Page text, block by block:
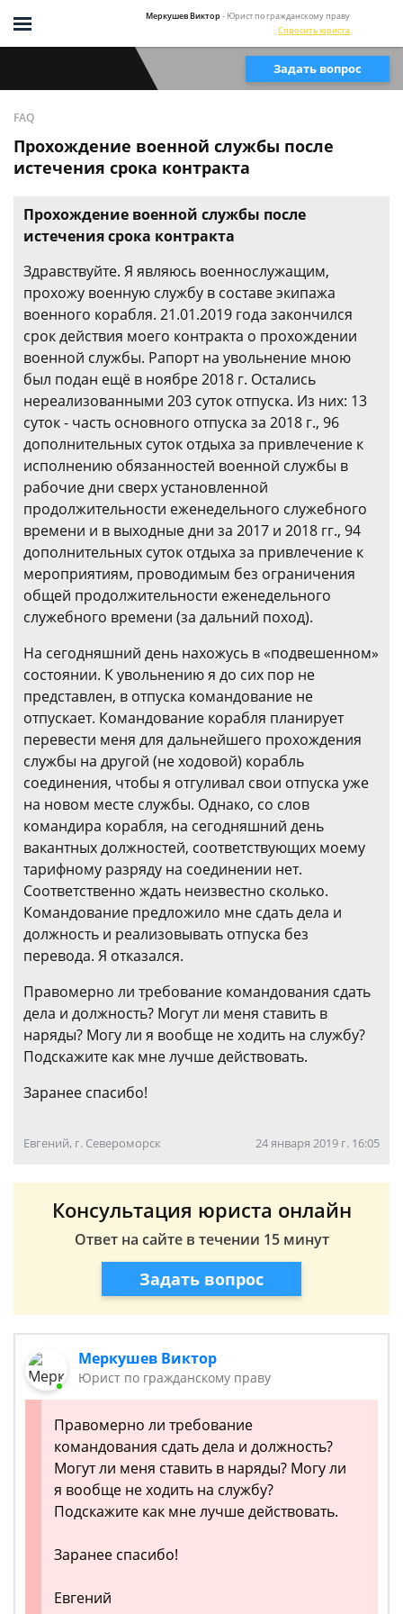
Меркушев Виктор- Юрист по гражданскому праву
Спросить юриста
Задать вопрос
FAQ
Прохождение военной службы после
истечения срока контракта
Прохождение военной службы после
истечения срока контракта
Здравствуйте. Я являюсь военнослужащим,
прохожу военную службу в составе экипажа
военного корабля. 21.01.2019 года закончился
срок действия моего контракта о прохождении
военной службы. Рапорт на увольнение мною
был подан ещё в ноябре 2018 г. Остались
нереализованными 203 суток отпуска. Из них: 13
суток - часть основного отпуска за 2018 г., 96
дополнительных суток отдыха за привлечение к
исполнению обязанностей военной службы в
рабочие дни сверх установленной
продолжительности еженедельного служебного
времени и в выходные дни за 2017 и 2018 гг., 94
дополнительных суток отдыха за привлечение к
мероприятиям, проводимым без ограничения
общей продолжительности еженедельного
служебного времени (за дальний поход).
На сегодняшний день нахожусь в «подвешенном»
состоянии. К увольнению я до сих пор не
представлен, в отпуска командование не
отпускает. Командование корабля планирует
перевести меня для дальнейшего прохождения
службы на другой (не ходовой) корабль
соединения, чтобы я отгуливал свои отпуска уже
на новом месте службы. Однако, со слов
командира корабля, на сегодняшний день
вакантных должностей, соответствующих моему
тарифному разряду на соединении нет.
Соответственно ждать неизвестно сколько.
Командование предложило мне сдать дела и
должность и реализовывать отпуска без
перевода. Я отказался.
Правомерно ли требование командования сдать
дела и должность? Могут ли меня ставить в
наряды? Могу ли я вообще не ходить на службу?
Подскажите как мне лучше действовать.
Заранее спасибо!
Евгений, г. Североморск 24 января 2019 г. 16:05
Консультация юриста онлайн
Ответ на сайте в течении 15 минут
Задать вопрос
Меркушев Виктор
Юрист по гражданскому праву
Правомерно ли требование
командования сдать дела и должность?
Могут ли меня ставить в наряды? Могу ли
я вообще не ходить на службу?
Подскажите как мне лучше действовать.
Заранее спасибо!
Евгений